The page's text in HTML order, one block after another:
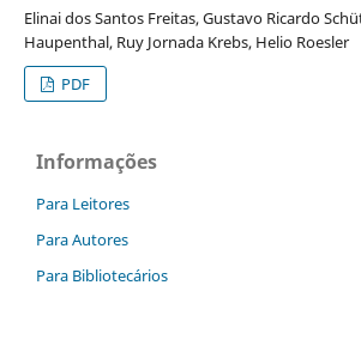
Elinai dos Santos Freitas, Gustavo Ricardo
Haupenthal, Ruy Jornada Krebs, Helio Roesler
PDF
Informações
Para Leitores
Para Autores
Para Bibliotecários